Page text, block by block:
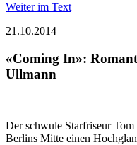
Weiter im Text
21.10.2014
«Coming In»:
Ullmann
Der schwule Starfriseur
Berlins Mitte einen